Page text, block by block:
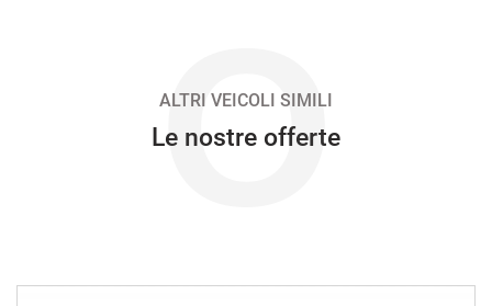
O
ALTRI VEICOLI SIMILI
Le nostre offerte